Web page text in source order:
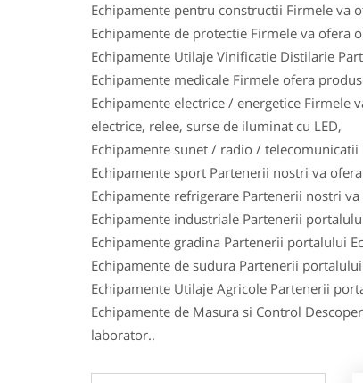
Echipamente pentru constructii Firmele va
Echipamente de protectie Firmele va ofera
Echipamente Utilaje Vinificatie Distilarie
Echipamente medicale Firmele ofera
Echipamente electrice / energetice
electrice, relee, surse de iluminat cu LED,
Echipamente sunet / radio /
Echipamente sport Partenerii nostri va
Echipamente refrigerare Partenerii nostri
Echipamente industriale Partenerii
Echipamente gradina Partenerii portalului
Echipamente de sudura Partenerii
Echipamente Utilaje Agricole Partenerii
Echipamente de Masura si Control
laborator..